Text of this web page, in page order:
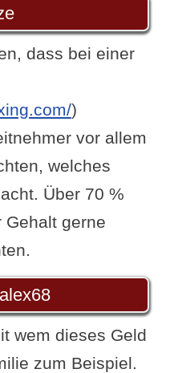
dass bei einer
)
vor allem
welches
Über 70 %
Gehalt gerne
wem dieses Geld
zum Beispiel.